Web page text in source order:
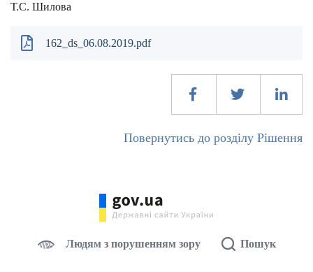
Т.С. Шилова
162_ds_06.08.2019.pdf
Повернутись до розділу Рішення
Людям з порушенням зору Пошук